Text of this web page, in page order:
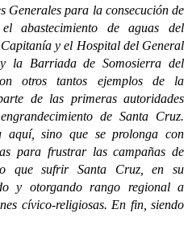
Generales para la consecución de
abastecimiento de aguas del
y el Hospital del General
la Barriada de Somosierra del
otros tantos ejemplos de la
de las primeras autoridades
de Santa Cruz.
aquí, sino que se prolonga con
para frustrar las campañas de
que sufrir Santa Cruz, en su
y otorgando rango regional a
cívico-religiosas. En fin, siendo